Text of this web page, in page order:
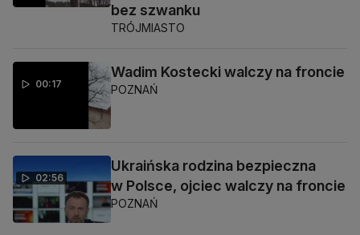
bez szwanku
TRÓJMIASTO
00:17
Wadim Kostecki walczy na froncie
POZNAŃ
02:56
Ukraińska rodzina bezpieczna
w Polsce, ojciec walczy na froncie
POZNAŃ